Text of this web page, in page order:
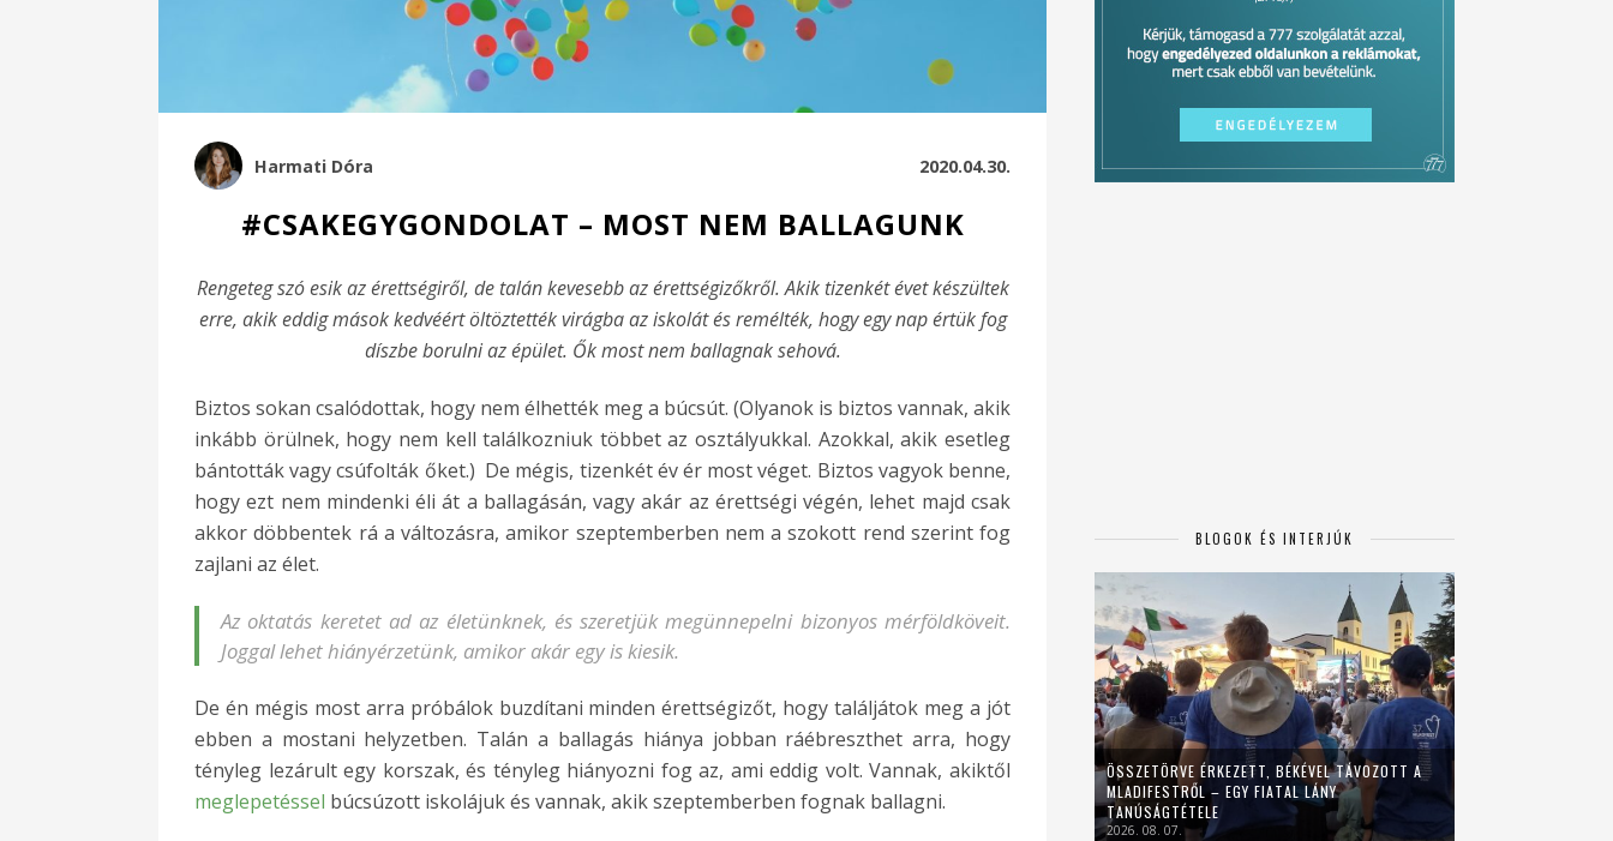
Harmati Dóra 2020.04.30.
#CSAKEGYGONDOLAT – MOST NEM BALLAGUNK
Rengeteg szó esik az érettségiről, de talán kevesebb az érettségizőkről. Akik tizenkét évet készültek
erre, akik eddig mások kedvéért öltöztették virágba az iskolát és remélték, hogy egy nap értük fog
díszbe borulni az épület. Ők most nem ballagnak sehová.
Biztos sokan csalódottak, hogy nem élhették meg a búcsút. (Olyanok is biztos vannak, akik
inkább örülnek, hogy nem kell találkozniuk többet az osztályukkal. Azokkal, akik esetleg
bántották vagy csúfolták őket.) De mégis, tizenkét év ér most véget. Biztos vagyok benne,
hogy ezt nem mindenki éli át a ballagásán, vagy akár az érettségi végén, lehet majd csak
akkor döbbentek rá a változásra, amikor szeptemberben nem a szokott rend szerint fog
zajlani az élet.
Az oktatás keretet ad az életünknek, és szeretjük megünnepelni bizonyos mérföldköveit.
Joggal lehet hiányérzetünk, amikor akár egy is kiesik.
De én mégis most arra próbálok buzdítani minden érettségizőt, hogy találjátok meg a jót
ebben a mostani helyzetben. Talán a ballagás hiánya jobban ráébreszthet arra, hogy
tényleg lezárult egy korszak, és tényleg hiányozni fog az, ami eddig volt. Vannak, akiktől
meglepetéssel búcsúzott iskolájuk és vannak, akik szeptemberben fognak ballagni.
BLOGOK ÉS INTERJÚK
ÖSSZETÖRVE ÉRKEZETT, BÉKÉVEL TÁVOZOTT A
MLADIFESTRŐL – EGY FIATAL LÁNY
TANÚSÁGTÉTELE
2026. 08. 07.